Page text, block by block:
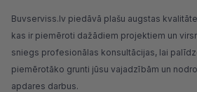
Buvserviss.lv piedāvā plašu augstas
kas ir piemēroti dažādiem projektiem un
sniegs profesionālas konsultācijas, lai
piemērotāko grunti jūsu vajadzībām un
apdares darbus.